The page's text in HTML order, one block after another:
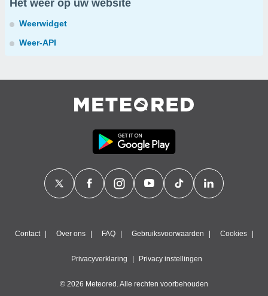
Het weer op uw website
Weerwidget
Weer-API
Contact Over ons FAQ Gebruiksvoorwaarden Cookies
Privacyverklaring Privacy instellingen
© 2026 Meteored. Alle rechten voorbehouden